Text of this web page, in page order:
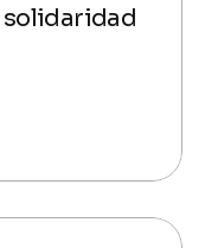
solidaridad